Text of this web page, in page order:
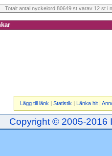
Totalt antal nyckelord 80649 st varav 12 st i
Lägg till länk | Statistik | Länka hit|
Copyright © 2005-2016